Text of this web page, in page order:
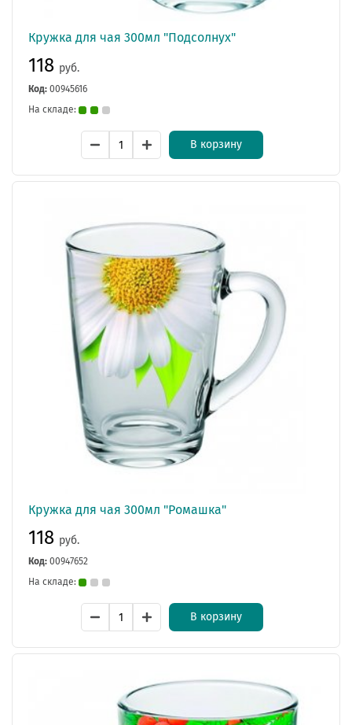
Кружка для чая 300мл "Подсолнух"
118 руб.
Код: 00945616
На складе:
В корзину
Кружка для чая 300мл "Ромашка"
118 руб.
Код: 00947652
На складе:
В корзину